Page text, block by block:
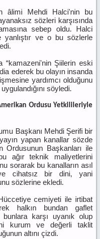
âlimi Mehdi Halci'nin bu
sözleri karşısında
sebep oldu. Halci
yanlıştır ve o bu sözlerle
“kamazeni'nin Şiilerin eski
ederek bu olayın insanda
yardımcı olduğunu
söyledi.
Ordusu Yetkilileriyle
Başkanı Mehdi Şerifi bir
yapan kanallar sözde
Ordusunun Başkanları ile
ağır teknik maliyetlerini
sorarak bu kanalların asıl
cihatsız bir dini, yani
sözlerine ekledi.
cemiyeti ile irtibat
halkın bundan gaflet
karşı uyanık olup
kurum ve değerli taklit
altını çizdi.